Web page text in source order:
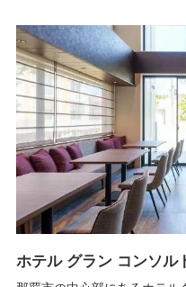
ホテル グラン コンソル